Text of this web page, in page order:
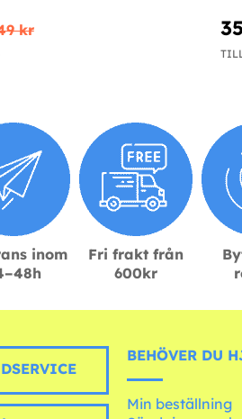
kr
inom
Fri frakt från
600kr
BEHÖVER DU
Min beställning